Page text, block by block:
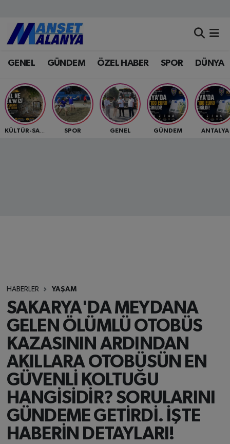
GENEL GÜNDEM ÖZEL HABER SPOR DÜNYA
KÜLTÜR-SANAT SPOR GENEL GÜNDEM ANTALYA
HABERLER YAŞAM
SAKARYA'DA MEYDANA
GELEN ÖLÜMLÜ OTOBÜS
KAZASININ ARDINDAN
AKILLARA OTOBÜSÜN EN
GÜVENLİ KOLTUĞU
HANGİSİDİR? SORULARINI
GÜNDEME GETİRDİ. İŞTE
HABERİN DETAYLARI!
Antalya Nöbetçi Eczaneler
Antalya Hava Durumu
Antalya Namaz Vakitleri
Antalya Trafik Yoğunluk Haritası